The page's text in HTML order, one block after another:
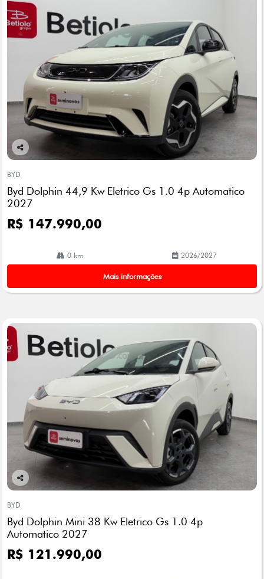
Co
arti
lhe
BYD
Byd Dolphin 44,9 Kw Eletrico Gs 1.0 4p Automatico
2027
R$ 147.990,00
0 km 2026/2027
Mais informações
Co
arti
lhe
BYD
Byd Dolphin Mini 38 Kw Eletrico Gs 1.0 4p
Automatico 2027
R$ 121.990,00